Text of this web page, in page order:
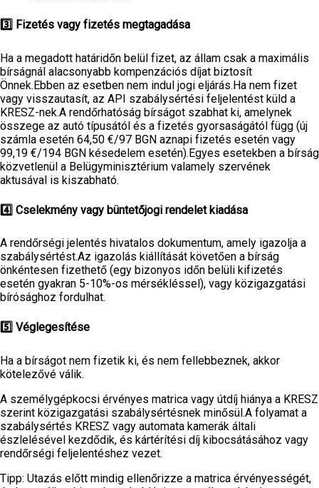
3️⃣ Fizetés vagy fizetés megtagadása
Ha a megadott határidőn belül fizet, az állam csak a maximális
bírságnál alacsonyabb kompenzációs díjat biztosít
Önnek.Ebben az esetben nem indul jogi eljárás.Ha nem fizet
vagy visszautasít, az API szabálysértési feljelentést küld a
KRESZ-nek.A rendőrhatóság bírságot szabhat ki, amelynek
összege az autó típusától és a fizetés gyorsaságától függ (új
számla esetén 64,50 €/97 BGN aznapi fizetés esetén vagy
99,19 €/194 BGN késedelem esetén).Egyes esetekben a bírság
közvetlenül a Belügyminisztérium valamely szervének
aktusával is kiszabható.
4️⃣ Cselekmény vagy büntetőjogi rendelet kiadása
A rendőrségi jelentés hivatalos dokumentum, amely igazolja a
szabálysértést.Az igazolás kiállítását követően a bírság
önkéntesen fizethető (egy bizonyos időn belüli kifizetés
esetén gyakran 5-10%-os mérsékléssel), vagy közigazgatási
bírósághoz fordulhat.
5️⃣ Véglegesítése
Ha a bírságot nem fizetik ki, és nem fellebbeznek, akkor
kötelezővé válik.
A személygépkocsi érvényes matrica vagy útdíj hiánya a KRESZ
szerint közigazgatási szabálysértésnek minősül.A folyamat a
szabálysértés KRESZ vagy automata kamerák általi
észlelésével kezdődik, és kártérítési díj kibocsátásához vagy
rendőrségi feljelentéshez vezet.
Tipp: Utazás előtt mindig ellenőrizze a matrica érvényességét,